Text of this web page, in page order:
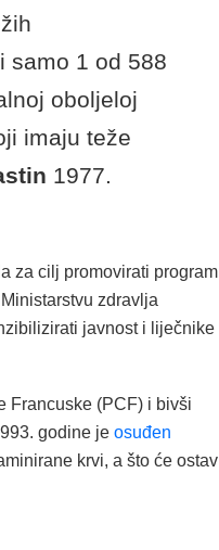
samo 1 od 588
oboljeloj
imaju teže
1977.
za cilj promovirati program
zdravlja
javnost i liječnike
Francuske (PCF) i bivši
godine je osuđen
krvi, a što će